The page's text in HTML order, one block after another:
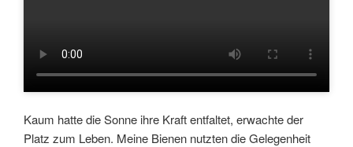
Kaum hatte die Sonne ihre Kraft entfaltet, erwachte der
Platz zum Leben. Meine Bienen nutzten die Gelegenheit